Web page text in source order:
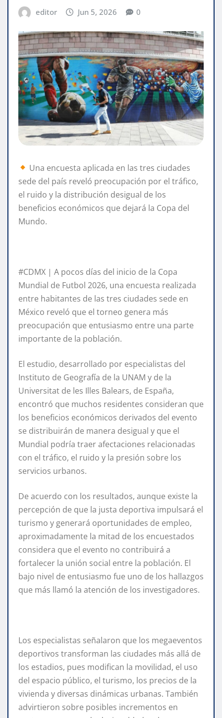
editor Jun 5, 2026 0
Una encuesta aplicada en las tres ciudades
sede del país reveló preocupación por el tráfico,
el ruido y la distribución desigual de los
beneficios económicos que dejará la Copa del
Mundo.
#CDMX | A pocos días del inicio de la Copa
Mundial de Futbol 2026, una encuesta realizada
entre habitantes de las tres ciudades sede en
México reveló que el torneo genera más
preocupación que entusiasmo entre una parte
importante de la población.
El estudio, desarrollado por especialistas del
Instituto de Geografía de la UNAM y de la
Universitat de les Illes Balears, de España,
encontró que muchos residentes consideran que
los beneficios económicos derivados del evento
se distribuirán de manera desigual y que el
Mundial podría traer afectaciones relacionadas
con el tráfico, el ruido y la presión sobre los
servicios urbanos.
De acuerdo con los resultados, aunque existe la
percepción de que la justa deportiva impulsará el
turismo y generará oportunidades de empleo,
aproximadamente la mitad de los encuestados
considera que el evento no contribuirá a
fortalecer la unión social entre la población. El
bajo nivel de entusiasmo fue uno de los hallazgos
que más llamó la atención de los investigadores.
Los especialistas señalaron que los megaeventos
deportivos transforman las ciudades más allá de
los estadios, pues modifican la movilidad, el uso
del espacio público, el turismo, los precios de la
vivienda y diversas dinámicas urbanas. También
advirtieron sobre posibles incrementos en